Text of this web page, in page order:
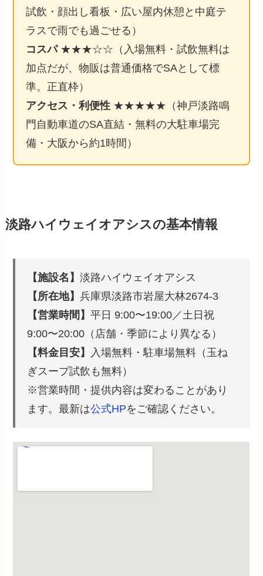
試飲・顔出し看板・広い屋内休憩と中庭テ
ラスで雨でも過ごせる）
コスパ★★★☆☆（入場無料・試飲無料は
加点だが、物販は普通価格でSAとして標
準。正直枠）
アクセス・利便性 ★★★★★（神戸淡路鳴
門自動車道のSA直結・無料の大駐車場完
備・大阪から約1時間）
淡路ハイウェイオアシスの基本情報
【施設名】淡路ハイウェイオアシス
【所在地】兵庫県淡路市岩屋大林2674-3
【営業時間】平日 9:00〜19:00／土日祝
9:00〜20:00（店舗・季節により異なる）
【料金目安】 入場無料・駐車場無料（玉ね
ぎスープ試飲も無料）
※営業時間・提供内容は変わることがあり
ます。最新は公式HPをご確認ください。